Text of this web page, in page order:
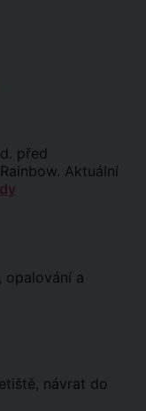
před
Aktuální
opalování a
návrat do